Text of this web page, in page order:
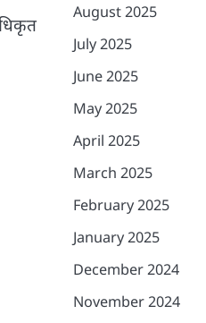
August 2025
July 2025
June 2025
May 2025
April 2025
March 2025
February 2025
January 2025
December 2024
November 2024